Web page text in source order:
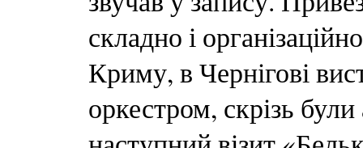
складно і
Криму, в Чернігові
оркестром, скрізь